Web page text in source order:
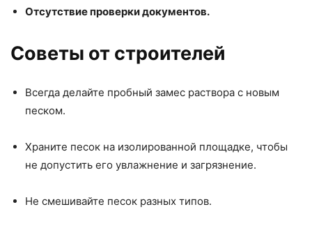
Отсутствие проверки документов.
Советы от строителей
Всегда делайте пробный замес раствора с новым
песком.
Храните песок на изолированной площадке, чтобы
не допустить его увлажнение и загрязнение.
Не смешивайте песок разных типов.